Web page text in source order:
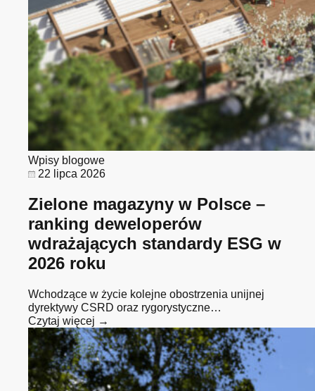
Wpisy blogowe
22 lipca 2026
Zielone magazyny w Polsce –
ranking deweloperów
wdrażających standardy ESG w
2026 roku
Wchodzące w życie kolejne obostrzenia unijnej
dyrektywy CSRD oraz rygorystyczne…
Czytaj więcej →